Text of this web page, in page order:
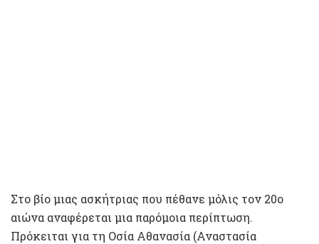
Στο βίο μιας ασκήτριας που πέθανε μόλις τον 20ο
αιώνα αναφέρεται μια παρόμοια περίπτωση.
Πρόκειται για τη Οσία Αθανασία (Αναστασία